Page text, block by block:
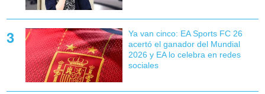
Ya van cinco: EA Sports FC 26
acertó el ganador del Mundial
2026 y EA lo celebra en redes
sociales